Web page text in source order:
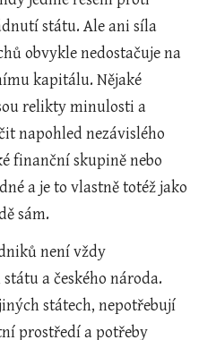
státu. Ale ani síla
obvykle nedostačuje na
kapitálu. Nějaké
relikty minulosti a
napohled nezávislého
finanční skupině nebo
a je to vlastně totéž jako
sám.
a českého národa.
státech, nepotřebují
prostředí a potřeby